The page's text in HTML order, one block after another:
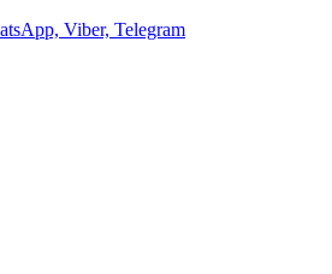
Viber, Telegram